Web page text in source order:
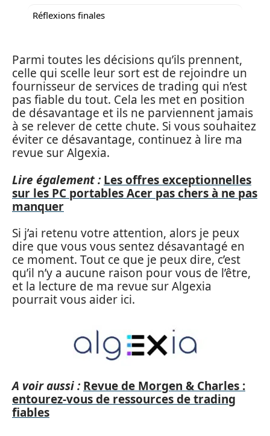
Réflexions finales
Parmi toutes les décisions qu’ils prennent,
celle qui scelle leur sort est de rejoindre un
fournisseur de services de trading qui n’est
pas fiable du tout. Cela les met en position
de désavantage et ils ne parviennent jamais
à se relever de cette chute. Si vous souhaitez
éviter ce désavantage, continuez à lire ma
revue sur Algexia.
Lire également : Les offres exceptionnelles
sur les PC portables Acer pas chers à ne pas
manquer
Si j’ai retenu votre attention, alors je peux
dire que vous vous sentez désavantagé en
ce moment. Tout ce que je peux dire, c’est
qu’il n’y a aucune raison pour vous de l’être,
et la lecture de ma revue sur Algexia
pourrait vous aider ici.
A voir aussi : Revue de Morgen & Charles :
entourez-vous de ressources de trading
fiables